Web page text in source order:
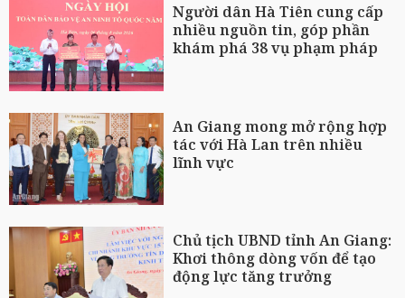
Người dân Hà Tiên cung cấp
nhiều nguồn tin, góp phần
khám phá 38 vụ phạm pháp
An Giang mong mở rộng hợp
tác với Hà Lan trên nhiều
lĩnh vực
Chủ tịch UBND tỉnh An Giang:
Khơi thông dòng vốn để tạo
động lực tăng trưởng